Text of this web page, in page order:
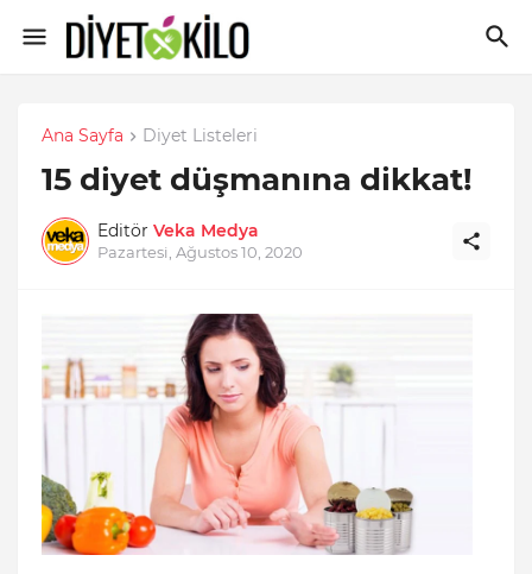
Ana Sayfa Diyet Listeleri
15 diyet düşmanına dikkat!
Editör Veka Medya
Pazartesi, Ağustos 10, 2020